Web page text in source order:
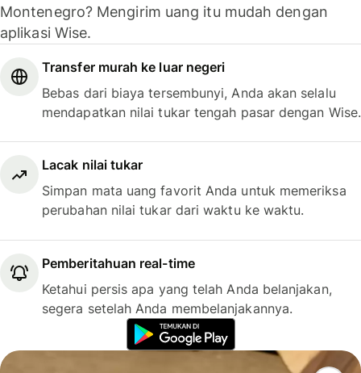
Montenegro? Mengirim uang itu mudah dengan
aplikasi Wise.
Transfer murah ke luar negeri
Bebas dari biaya tersembunyi, Anda akan selalu
mendapatkan nilai tukar tengah pasar dengan Wise.
Lacak nilai tukar
Simpan mata uang favorit Anda untuk memeriksa
perubahan nilai tukar dari waktu ke waktu.
Pemberitahuan real-time
Ketahui persis apa yang telah Anda belanjakan,
segera setelah Anda membelanjakannya.